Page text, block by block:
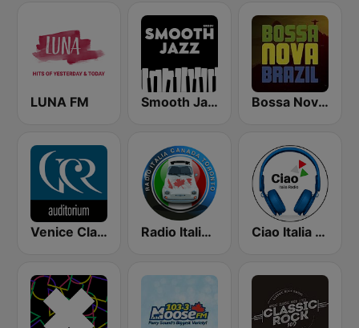
LUNA FM Smooth Jazz - Groov Bossa Nova Brazil
Venice Classic Radio | VCR Auditorium Radio Italia Canada Ciao Italia Radio